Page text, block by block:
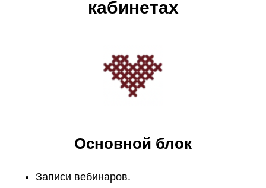
кабинетах
Основной блок
Записи вебинаров.